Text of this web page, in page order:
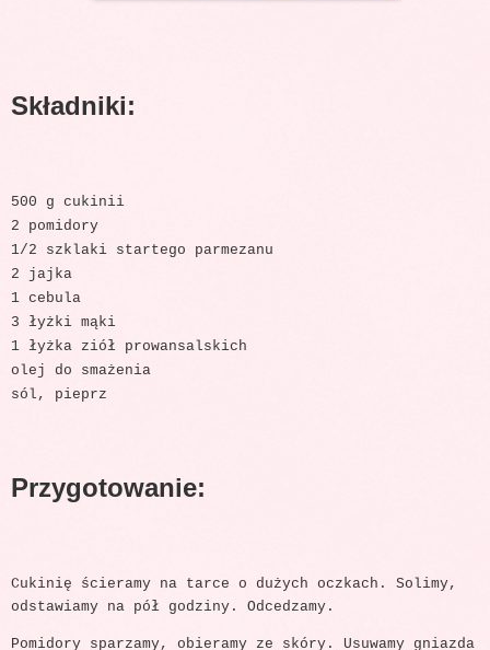
Składniki:
500 g cukinii
2 pomidory
1/2 szklaki startego parmezanu
2 jajka
1 cebula
3 łyżki mąki
1 łyżka ziół prowansalskich
olej do smażenia
sól, pieprz
Przygotowanie:
Cukinię ścieramy na tarce o dużych oczkach. Solimy,
odstawiamy na pół godziny. Odcedzamy.
Pomidory sparzamy, obieramy ze skóry. Usuwamy gniazda